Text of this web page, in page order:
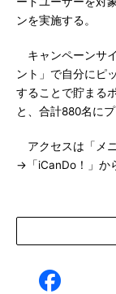
ンを実施する。
キャンペーンサ
ント」で自分にピ
することで貯まる
と、合計880名に
アクセスは「メ
→「iCanDo！」か